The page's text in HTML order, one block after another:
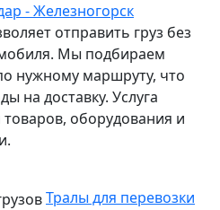
- Железногорск
отправить груз без
Мы подбираем
нужному маршруту, что
на доставку. Услуга
оборудования и
Тралы для перевозки